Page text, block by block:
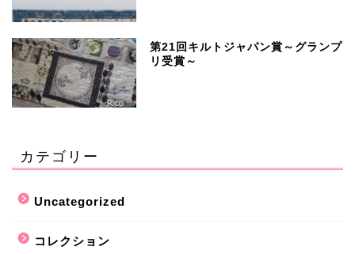
第21回キルトジャパン賞～グランプ
リ受賞～
カテゴリー
Uncategorized
コレクション